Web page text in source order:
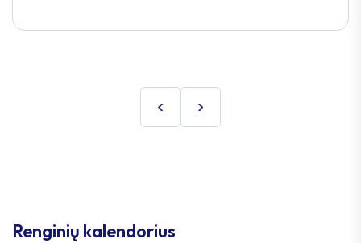
‹ ›
Renginių kalendorius